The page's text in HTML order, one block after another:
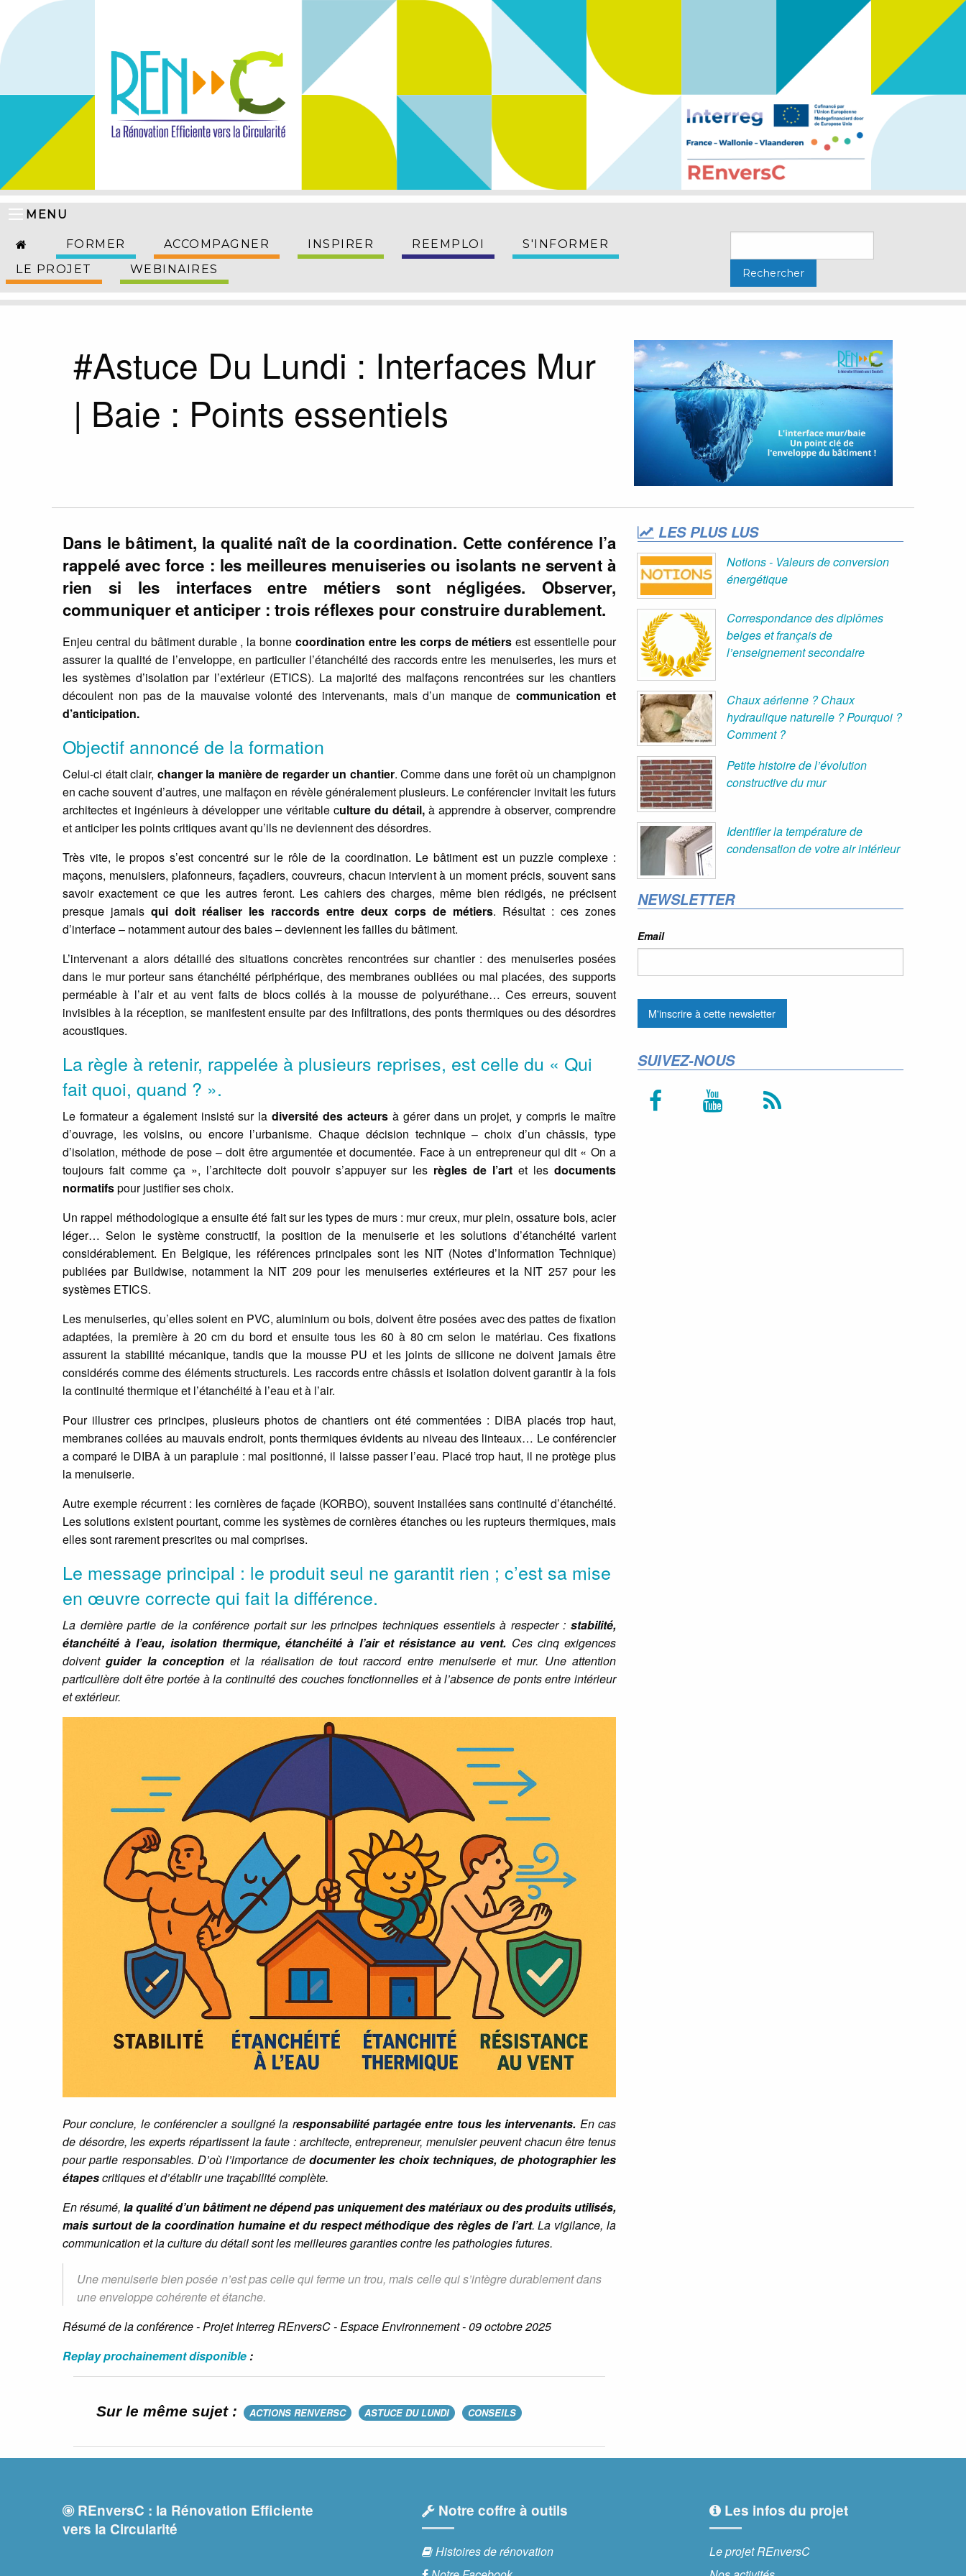
MENU
FORMER ACCOMPAGNER INSPIRER REEMPLOI
S'INFORMER
LE PROJET
WEBINAIRES
#Astuce Du Lundi : Interfaces Mur
| Baie : Points essentiels
Dans le bâtiment, la qualité naît de la coordination. Cette conférence l’a
rappelé avec force : les meilleures menuiseries ou isolants ne servent à
rien si les interfaces entre métiers sont négligées. Observer,
communiquer et anticiper : trois réflexes pour construire durablement.
Enjeu central du bâtiment durable , la bonne coordination entre les corps de métiersest essentielle pour
assurer la qualité de l’enveloppe, en particulier l’étanchéité des raccords entre les menuiseries, les murs et
les systèmes d’isolation par l’extérieur (ETICS). La majorité des malfaçons rencontrées sur les chantiers
découlent non pas de la mauvaise volonté des intervenants, mais d’un manque de communication et
d’anticipation.
Objectif annoncé de la formation
Celui-ci était clair, changer la manière de regarder un chantier. Comme dans une forêt où un champignon
en cache souvent d’autres, une malfaçon en révèle généralement plusieurs. Le conférencier invitait les futurs
architectes et ingénieurs à développer une véritable culture du détail, à apprendre à observer, comprendre
et anticiper les points critiques avant qu’ils ne deviennent des désordres.
Très vite, le propos s’est concentré sur le rôle de la coordination. Le bâtiment est un puzzle complexe :
maçons, menuisiers, plafonneurs, façadiers, couvreurs, chacun intervient à un moment précis, souvent sans
savoir exactement ce que les autres feront. Les cahiers des charges, même bien rédigés, ne précisent
presque jamais qui doit réaliser les raccords entre deux corps de métiers. Résultat : ces zones
d’interface – notamment autour des baies – deviennent les failles du bâtiment.
L’intervenant a alors détaillé des situations concrètes rencontrées sur chantier : des menuiseries posées
dans le mur porteur sans étanchéité périphérique, des membranes oubliées ou mal placées, des supports
perméable à l’air et au vent faits de blocs collés à la mousse de polyuréthane… Ces erreurs, souvent
invisibles à la réception, se manifestent ensuite par des infiltrations, des ponts thermiques ou des désordres
acoustiques.
La règle à retenir, rappelée à plusieurs reprises, est celle du « Qui
fait quoi, quand ? ».
Le formateur a également insisté sur ladiversité des acteurs à gérer dans un projet, y compris le maître
d’ouvrage, les voisins, ou encore l’urbanisme. Chaque décision technique – choix d’un châssis, type
d’isolation, méthode de pose – doit être argumentée et documentée. Face à un entrepreneur qui dit « On a
toujours fait comme ça », l’architecte doit pouvoir s’appuyer sur les règles de l’art et les documents
normatifspour justifier ses choix.
Un rappel méthodologique a ensuite été fait sur les types de murs : mur creux, mur plein, ossature bois, acier
léger… Selon le système constructif, la position de la menuiserie et les solutions d’étanchéité varient
considérablement. En Belgique, les références principales sont les NIT (Notes d’Information Technique)
publiées par Buildwise, notamment la NIT 209 pour les menuiseries extérieures et la NIT 257 pour les
systèmes ETICS.
Les menuiseries, qu’elles soient en PVC, aluminium ou bois, doivent être posées avec des pattes de fixation
adaptées, la première à 20 cm du bord et ensuite tous les 60 à 80 cm selon le matériau. Ces fixations
assurent la stabilité mécanique, tandis que la mousse PU et les joints de silicone ne doivent jamais être
considérés comme des éléments structurels. Les raccords entre châssis et isolation doivent garantir à la fois
la continuité thermique et l’étanchéité à l’eau et à l’air.
Pour illustrer ces principes, plusieurs photos de chantiers ont été commentées : DIBA placés trop haut,
membranes collées au mauvais endroit, ponts thermiques évidents au niveau des linteaux… Le conférencier
a comparé le DIBA à un parapluie : mal positionné, il laisse passer l’eau. Placé trop haut, il ne protège plus
la menuiserie.
Autre exemple récurrent : les cornières de façade (KORBO), souvent installées sans continuité d’étanchéité.
Les solutions existent pourtant, comme les systèmes de cornières étanches ou les rupteurs thermiques, mais
elles sont rarement prescrites ou mal comprises.
Le message principal : le produit seul ne garantit rien ; c’est sa mise
en œuvre correcte qui fait la différence.
La dernière partie de la conférence portait sur les principes techniques essentiels à respecter : stabilité,
étanchéité à l’eau, isolation thermique, étanchéité à l’air et résistance au vent. Ces cinq exigences
doiventguider la conceptionet la réalisation de tout raccord entre menuiserie et mur. Une attention
particulière doit être portée à la continuité des couches fonctionnelles et à l’absence de ponts entre intérieur
et extérieur.
Pour conclure, le conférencier a souligné la responsabilité partagée entre tous les intervenants. En cas
de désordre, les experts répartissent la faute : architecte, entrepreneur, menuisier peuvent chacun être tenus
pour partie responsables. D’où l’importance de documenter les choix techniques, de photographier les
étapescritiques et d’établir une traçabilité complète.
En résumé, la qualité d’un bâtiment ne dépend pas uniquement des matériaux ou des produits utilisés,
mais surtout de la coordination humaine et du respect méthodique des règles de l’art. La vigilance, la
communication et la culture du détail sont les meilleures garanties contre les pathologies futures.
Une menuiserie bien posée n’est pas celle qui ferme un trou, mais celle qui s’intègre durablement dans
une enveloppe cohérente et étanche.
Résumé de la conférence - Projet Interreg REnversC - Espace Environnement - 09 octobre 2025
Replay prochainement disponible :
Sur le même sujet : ACTIONS RENVERSC ASTUCE DU LUNDI CONSEILS
LES PLUS LUS
Notions - Valeurs de conversion
énergétique
Correspondance des diplômes
belges et français de
l’enseignement secondaire
Chaux aérienne ? Chaux
hydraulique naturelle ? Pourquoi ?
Comment ?
Petite histoire de l’évolution
constructive du mur
Identifier la température de
condensation de votre air intérieur
NEWSLETTER
Email
SUIVEZ-NOUS
REnversC : la Rénovation Efficiente
vers la Circularité
Notre coffre à outils
Histoires de rénovation
Les infos du projet
Le projet REnversC